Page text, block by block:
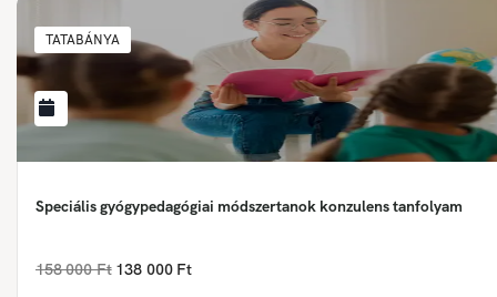
TATABÁNYA
Speciális gyógypedagógiai módszertanok konzulens tanfolyam
158 000 Ft 138 000 Ft